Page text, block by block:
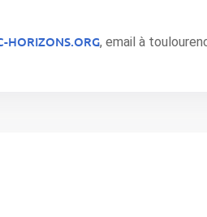
HORIZONS.ORG, email à